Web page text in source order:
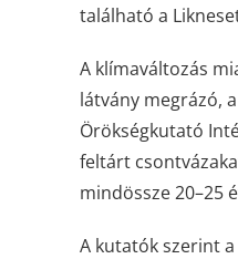
található a
A klímaváltozás
látvány megrázó,
Örökségkutató
feltárt
mindössze 20–25
A kutatók szerint